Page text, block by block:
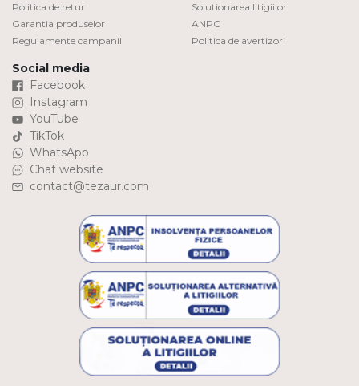
Politica de retur
Garantia produselor
Regulamente campanii
Solutionarea litigiilor
ANPC
Politica de avertizori
Social media
Facebook
Instagram
YouTube
TikTok
WhatsApp
Chat website
contact@tezaur.com